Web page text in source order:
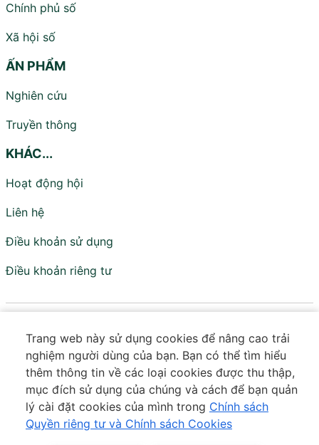
Trang web này sử dụng cookies để nâng cao trải
nghiệm người dùng của bạn. Bạn có thể tìm hiểu
thêm thông tin về các loại cookies được thu thập,
mục đích sử dụng của chúng và cách để bạn quản
lý cài đặt cookies của mình trong Chính sách
Quyền riêng tư và Chính sách Cookies
Chính phủ số
Xã hội số
ẤN PHẨM
Nghiên cứu
Truyền thông
KHÁC...
Hoạt động hội
Liên hệ
Điều khoản sử dụng
Điều khoản riêng tư
Truyền thông - IPS
Đơn vị trực thuộc Hội Truyền thông Số Việt Nam
Tầng 18 - Tòa VTC Online - Số 18 Tam Trinh - Tương Mai
- Hà Nội
Số điện thoại:0373 643 601